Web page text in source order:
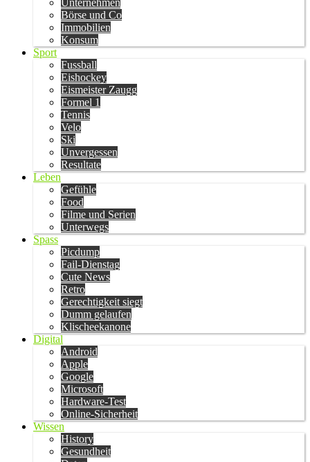
Unternehmen
Börse und Co
Immobilien
Konsum
Sport
Fussball
Eishockey
Eismeister Zaugg
Formel 1
Tennis
Velo
Ski
Unvergessen
Resultate
Leben
Gefühle
Food
Filme und Serien
Unterwegs
Spass
Picdump
Fail-Dienstag
Cute News
Retro
Gerechtigkeit siegt
Dumm gelaufen
Klischeekanone
Digital
Android
Apple
Google
Microsoft
Hardware-Test
Online-Sicherheit
Wissen
History
Gesundheit